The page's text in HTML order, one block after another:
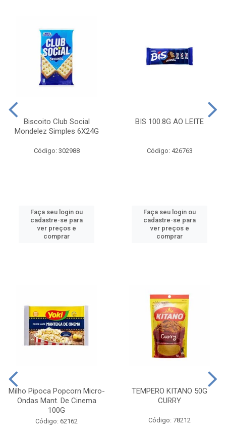
Biscoito Club Social
Mondelez Simples 6X24G
Código: 302988
Faça seu login ou
cadastre-se para
ver preços e
comprar
BIS 100.8G AO LEITE
Código: 426763
Faça seu login ou
cadastre-se para
ver preços e
comprar
Milho Pipoca Popcorn Micro-
Ondas Mant. De Cinema
100G
Código: 62162
TEMPERO KITANO 50G
CURRY
Código: 78212